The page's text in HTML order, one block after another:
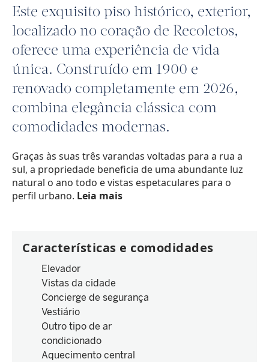
Este exquisito piso histórico, exterior,
localizado no coração de Recoletos,
oferece uma experiência de vida
única. Construído em 1900 e
renovado completamente em 2026,
combina elegância clássica com
comodidades modernas.
Graças às suas três varandas voltadas para a rua a
sul, a propriedade beneficia de uma abundante luz
natural o ano todo e vistas espetaculares para o
perfil urbano. Leia mais
Características e comodidades
Elevador
Vistas da cidade
Concierge de segurança
Vestiário
Outro tipo de ar
condicionado
Aquecimento central